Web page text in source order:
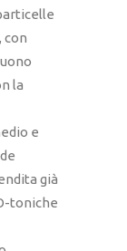
con
la
e
già
toniche